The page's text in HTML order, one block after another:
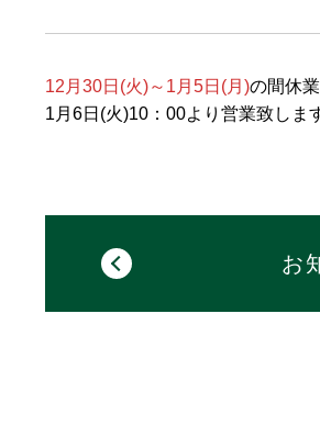
12月30日(火)～1月5日(月)の間休
1月6日(火)10：00より営業致しま
お